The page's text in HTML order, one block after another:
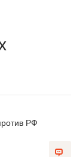
РФ